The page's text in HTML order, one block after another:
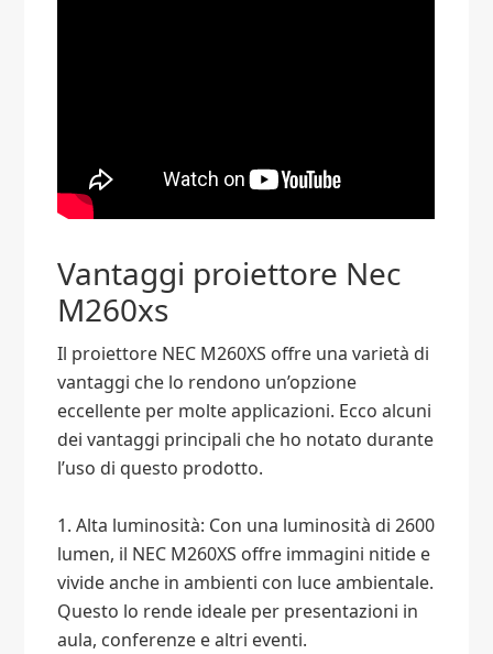
Vantaggi proiettore Nec
M260xs
Il proiettore NEC M260XS offre una varietà di
vantaggi che lo rendono un’opzione
eccellente per molte applicazioni. Ecco alcuni
dei vantaggi principali che ho notato durante
l’uso di questo prodotto.
1. Alta luminosità: Con una luminosità di 2600
lumen, il NEC M260XS offre immagini nitide e
vivide anche in ambienti con luce ambientale.
Questo lo rende ideale per presentazioni in
aula, conferenze e altri eventi.